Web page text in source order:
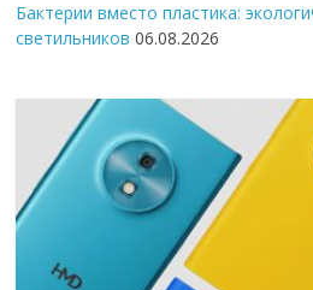
Бактерии вместо пластика:
светильников 06.08.2026